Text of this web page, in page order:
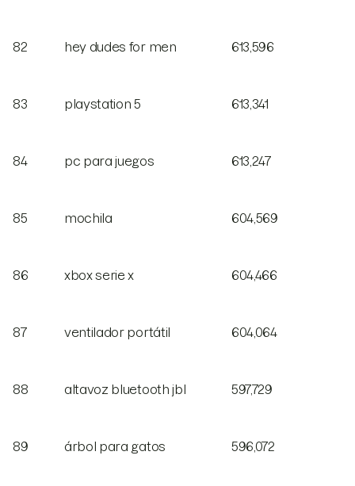
82 hey dudes for men 613,596
83 playstation 5 613,341
84 pc para juegos 613,247
85 mochila 604,569
86 xbox serie x 604,466
87 ventilador portátil 604,064
88 altavoz bluetooth jbl 597,729
89 árbol para gatos 596,072